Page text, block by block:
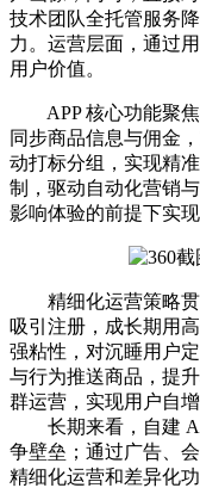
技术团队全托管服务
力。运营层面，通过
用户价值。
APP 核心功能聚焦
同步商品信息与佣金
动打标分组，实现精
制，驱动自动化营销
影响体验的前提下实现
精细化运营策略贯
吸引注册，成长期用
强粘性，对沉睡用户
与行为推送商品，提
群运营，实现用户自增
长期来看，自建
争壁垒；通过广告、
精细化运营和差异化